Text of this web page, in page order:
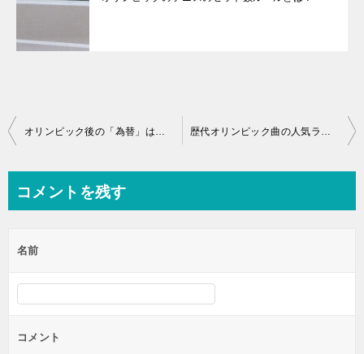
投
ビ
ー
シ
ョ
ン
オリンピック後の「為替」は？過去の傾向から解析！ 歴代オリンピック曲の人気ランキング！
コメントを残す
名前
コメント